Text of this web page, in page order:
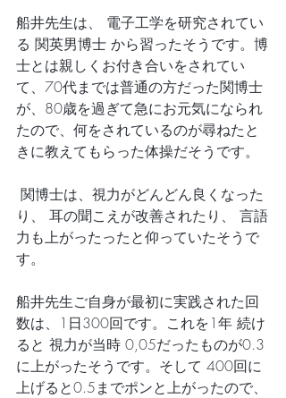
船井先生は、 電子工学を研究されてい
る 関英男博士 から習ったそうです。博
士とは親しくお付き合いをされてい
て、70代までは普通の方だった関博士
が、80歳を過ぎて急にお元気になられ
たので、何をされているのが尋ねたと
きに教えてもらった体操だそうです。
り、 耳の聞こえが改善されたり、 言語
力も上がったったと仰っていたそうで
す。
船井先生ご自身が最初に実践された回
数は、1日300回です。これを1年 続け
ると 視力が当時 0,05だったものが0.3
に上がったそうです。そして 400回に
上げると0.5までポンと上がったので、